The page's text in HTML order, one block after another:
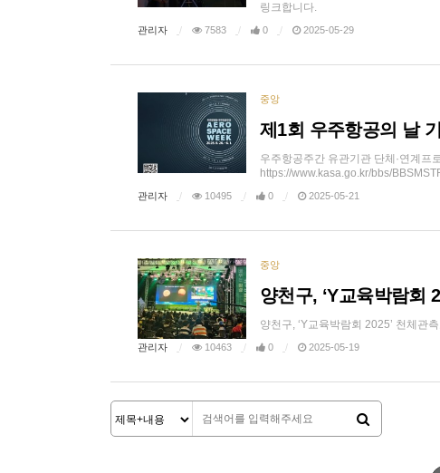
링크합니다.
관리자 7583 0 2025-05-29
중앙
제1회 우주항공의 날
우주항공주간 유관기관 단체·연계
https://www.kasa.go.kr/bbs/
관리자 10495 0 2025-05-21
중앙
양천구, ‘Y교육박람회
양천구, ‘Y교육박람회 2025’ 천체
관리자 10463 0 2025-05-19